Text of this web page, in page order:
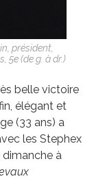
président,
5e (de g. à dr.)
belle victoire
élégant et
(33 ans) a
les Stephex
à